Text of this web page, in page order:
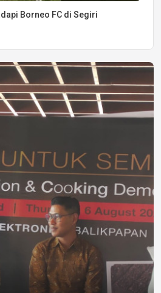
Borneo FC di Segiri